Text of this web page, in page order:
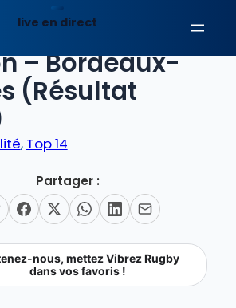
– Bordeaux-
(Résultat
, Top 14
Partager :
nous, mettez Vibrez Rugby
dans vos favoris !
live en direct